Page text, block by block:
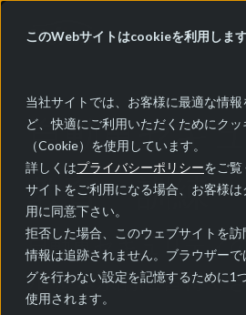
このWebサイトはcookieを利用します
当社サイトでは、お客様に最適な情
ど、快適にご利用いただくためにクッ
（Cookie）を使用しています。
詳しくはプライバシーポリシーをご覧
サイトをご利用になる場合、お客様は
用に同意下さい。
拒否した場合、このウェブサイトを訪
情報は追跡されません。ブラウザーで
グを行わない設定を記憶するために1
使用されます。
自動車セキ
教育・訓練
自動車セキュリティ
ルを体系的に習得で